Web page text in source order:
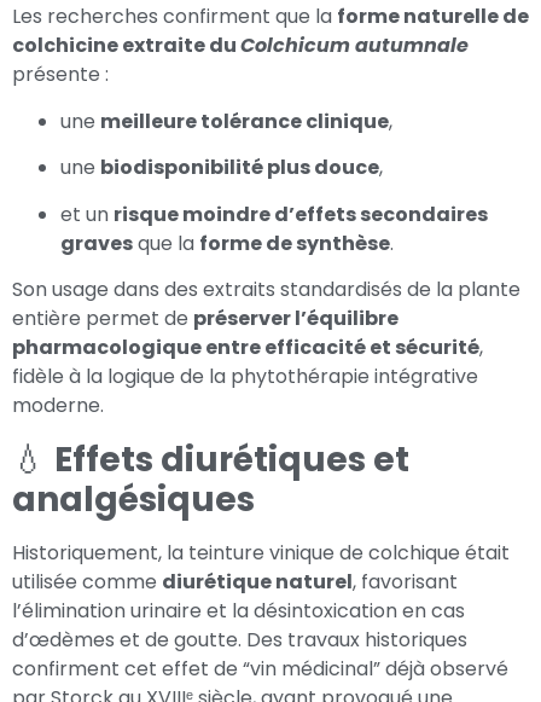
Les recherches confirment que la forme naturelle de
colchicine extraite duColchicum autumnale
présente :
une meilleure tolérance clinique,
une biodisponibilité plus douce,
et un risque moindre d’effets secondaires
gravesque la forme de synthèse.
Son usage dans des extraits standardisés de la plante
entière permet de préserver l’équilibre
pharmacologique entre efficacité et sécurité,
fidèle à la logique de la phytothérapie intégrative
moderne.
💧 Effets diurétiques et
analgésiques
Historiquement, la teinture vinique de colchique était
utilisée comme diurétique naturel, favorisant
l’élimination urinaire et la désintoxication en cas
d’œdèmes et de goutte. Des travaux historiques
confirment cet effet de “vin médicinal” déjà observé